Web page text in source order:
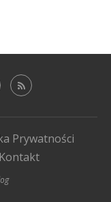
Prywatności
Kontakt